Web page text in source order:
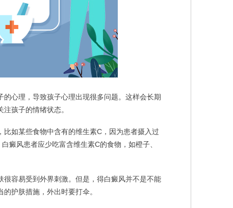
心理，导致孩子心理出现很多问题。这样会长期
孩子的情绪状态。
如某些食物中含有的维生素C，因为患者摄入过
癜风患者应少吃富含维生素C的食物，如橙子、
容易受到外界刺激。但是，得白癜风并不是不能
护肤措施，外出时要打伞。